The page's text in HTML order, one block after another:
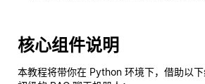
核心组件说明
本教程将带你在 Python 环境下，借助以